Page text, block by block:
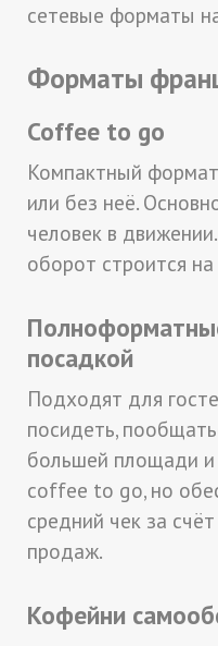
сетевые форматы
Форматы
Coffee to go
Компактный
или без неё.
человек в
оборот строится
посадкой
Подходят для
посидеть,
большей площади
coffee to go, но
средний чек за
продаж.
Кофейни